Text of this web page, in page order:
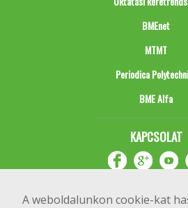
A weboldalunkon cookie-kat
BMEnet
MTMT
Periodica
BME Alfa
KAPCSOLAT